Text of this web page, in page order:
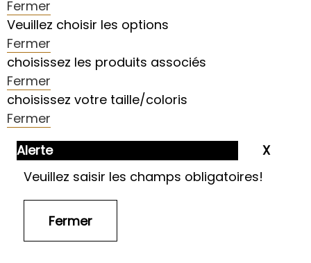
Fermer
Veuillez choisir les options
Fermer
choisissez les produits associés
Fermer
choisissez votre taille/coloris
Fermer
Alerte
Veuillez saisir les champs obligatoires!